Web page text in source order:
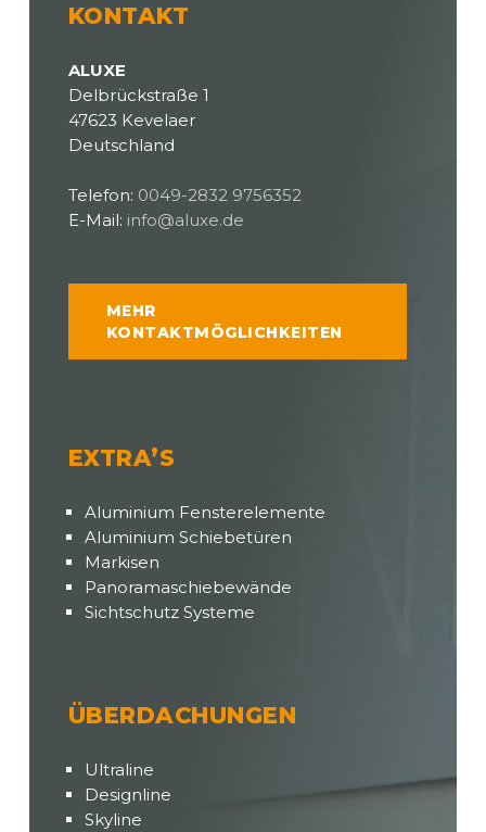
ÜBERDACHUNGEN
Ultraline
Designline
Skyline
EXTRA’S
Aluminium Fensterelemente
Aluminium Schiebetüren
Markisen
Panoramaschiebewände
Sichtschutz Systeme
KONTAKT
ALUXE
Delbrückstraße 1
47623 Kevelaer
Deutschland
Telefon: 0049-2832 9756352
E-Mail: info@aluxe.de
MEHR
KONTAKTMÖGLICHKEITEN